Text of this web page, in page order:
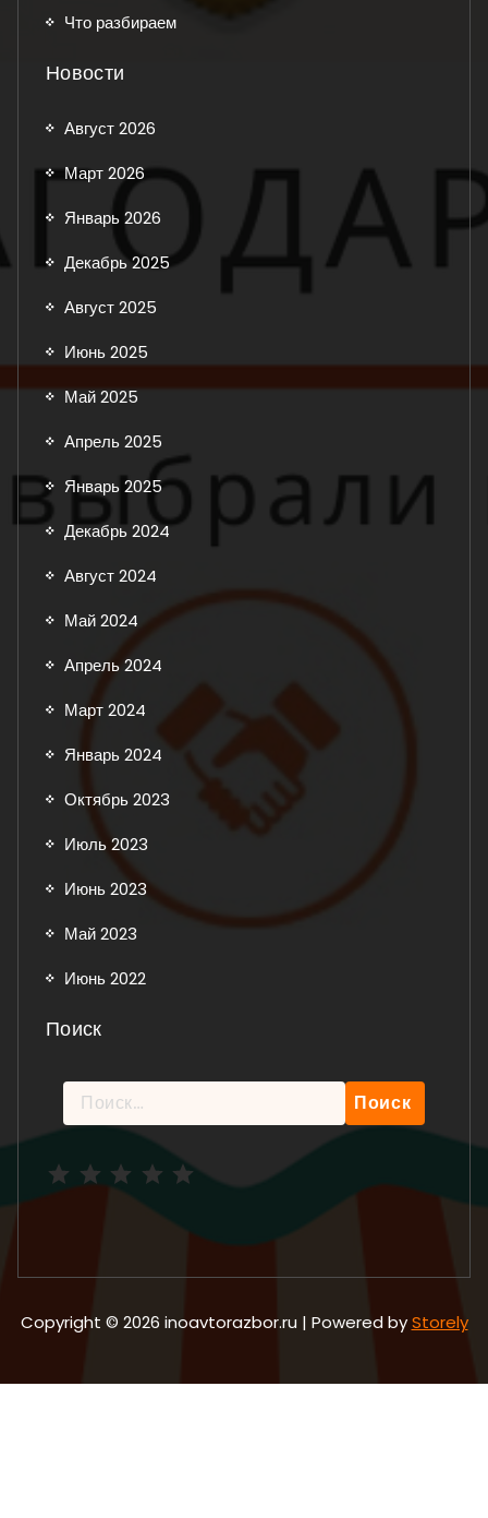
Что разбираем
Новости
Август 2026
Март 2026
Январь 2026
Декабрь 2025
Август 2025
Июнь 2025
Май 2025
Апрель 2025
Январь 2025
Декабрь 2024
Август 2024
Май 2024
Апрель 2024
Март 2024
Январь 2024
Октябрь 2023
Июль 2023
Июнь 2023
Май 2023
Июнь 2022
Поиск
Найти:
Copyright © 2026 inoavtorazbor.ru | Powered byStorely